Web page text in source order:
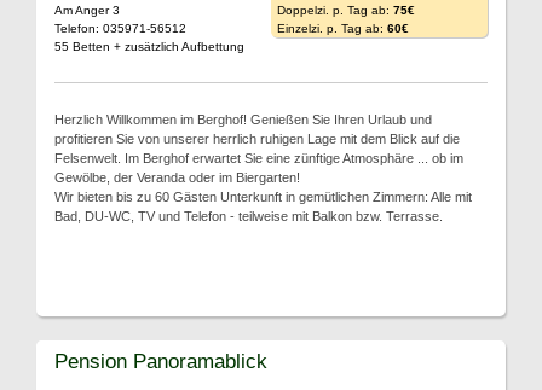
Am Anger 3
Telefon: 035971-56512
55 Betten + zusätzlich Aufbettung
Doppelzi. p. Tag ab: 75€
Einzelzi. p. Tag ab: 60€
Herzlich Willkommen im Berghof! Genießen Sie Ihren Urlaub und
profitieren Sie von unserer herrlich ruhigen Lage mit dem Blick auf die
Felsenwelt. Im Berghof erwartet Sie eine zünftige Atmosphäre ... ob im
Gewölbe, der Veranda oder im Biergarten!
Wir bieten bis zu 60 Gästen Unterkunft in gemütlichen Zimmern: Alle mit
Bad, DU-WC, TV und Telefon - teilweise mit Balkon bzw. Terrasse.
Pension Panoramablick